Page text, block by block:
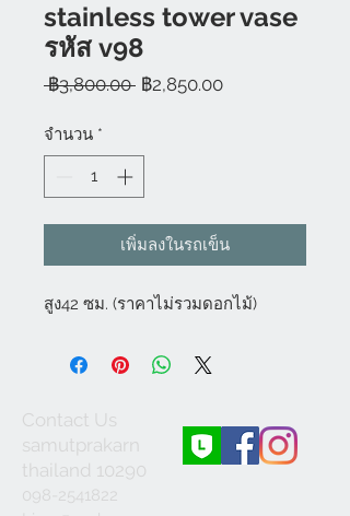
stainless tower vase
รหัส v98
฿3,800.00 ราคา
฿2,850.00ราคา
จำนวน *
เพิ่มลงในรถเข็น
สูง42 ซม. (ราคาไม่รวมดอกไม้)
Contact Us
samutprakarn
thailand 10290
098-2541822